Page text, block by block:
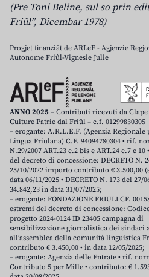
(Pre Toni Beline, sul so prin
Friûl”, Dicembar 1978)
Progjet finanziât de ARLeF - Agjenzie
Autonome Friûl-Vignesie Julie
ANNO 2025 – Contributi ricevuti da
Culture Patrie dal Friûl – c.f. 01299830305
– erogante: A.R.L.E.F. (Agenzia Regionale
Lingua Friulana) C.F. 94094780304 • rif.
N.29/2007 ART.23 c.2 bis e ART.24 c.7 e 10
del decreto di concessione: DECRETO N.
25/10/2022 importo contributo € 3.500,00
data 06/11/2025 • DECRETO N. 173 del 27/
34.842,23 in data 31/07/2025;
– erogante: FONDAZIONE FRIULI CF.
estremi del decreto di concessione:
progetto 2024-0124 ID 23405 campagna di
sensibilizzazione giornalistica dei sindaci
all’assemblea della comunità linguistica
contributo € 3.450,00 • in data 12/05/2025;
– erogante: Agenzia delle Entrate • rif.
Contributo 5 per Mille • contributo: €